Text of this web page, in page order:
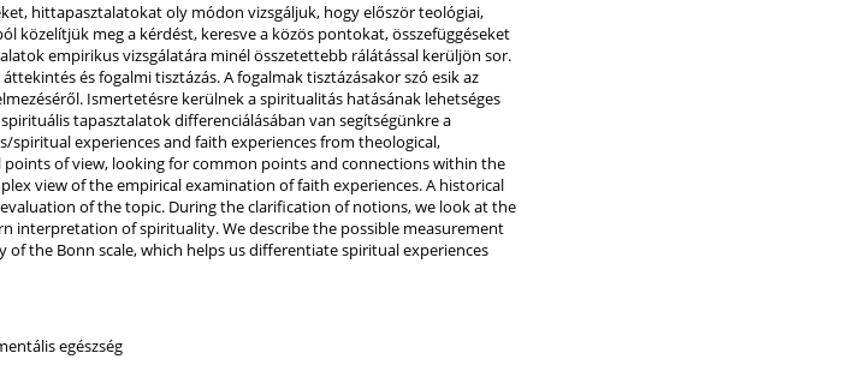
hittapasztalatokat oly módon vizsgáljuk, hogy először teológiai,
közelítjük meg a kérdést, keresve a közös pontokat, összefüggéseket
empirikus vizsgálatára minél összetettebb rálátással kerüljön sor.
és fogalmi tisztázás. A fogalmak tisztázásakor szó esik az
Ismertetésre kerülnek a spiritualitás hatásának lehetséges
tapasztalatok differenciálásában van segítségünkre a
experiences and faith experiences from theological,
of view, looking for common points and connections within the
view of the empirical examination of faith experiences. A historical
of the topic. During the clarification of notions, we look at the
interpretation of spirituality. We describe the possible measurement
the Bonn scale, which helps us differentiate spiritual experiences
egészség